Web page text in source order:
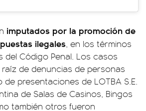
imputados por la promoción de
ilegales, en los términos
del Código Penal. Los casos
de denuncias de personas
presentaciones de LOTBA S.E.
de Salas de Casinos, Bingos
también otros fueron